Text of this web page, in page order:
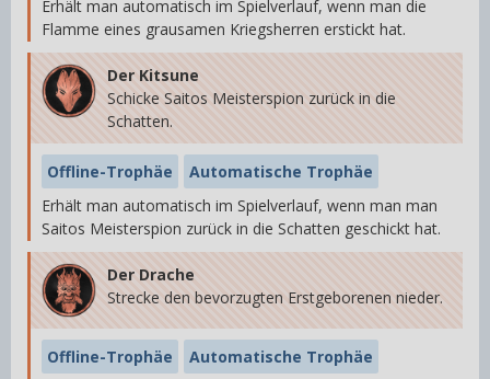
Erhält man automatisch im Spielverlauf, wenn man die
Flamme eines grausamen Kriegsherren erstickt hat.
Der Kitsune
Schicke Saitos Meisterspion zurück in die
Schatten.
Offline-Trophäe
Automatische Trophäe
Erhält man automatisch im Spielverlauf, wenn man man
Saitos Meisterspion zurück in die Schatten geschickt hat.
Der Drache
Strecke den bevorzugten Erstgeborenen nieder.
Offline-Trophäe
Automatische Trophäe